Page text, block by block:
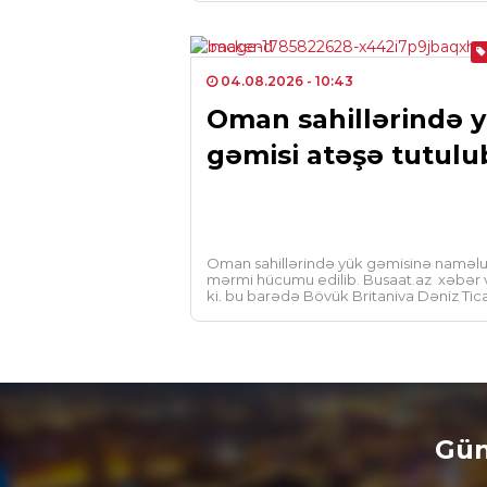
04.08.2026 - 10:43
Oman sahillərində
gəmisi atəşə
Oman sahillərində yük gəmisinə
mərmi hücumu edilib. Busaat.az xəbər
ki, bu barədə Böyük Britaniya Dəniz